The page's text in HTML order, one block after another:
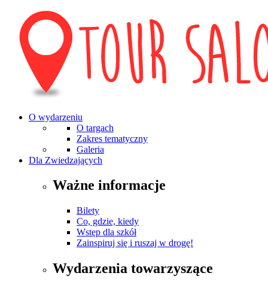
O wydarzeniu
O targach
Zakres tematyczny
Galeria
Dla Zwiedzających
Ważne informacje
Bilety
Co, gdzie, kiedy
Wstęp dla szkół
Zainspiruj się i ruszaj w drogę!
Wydarzenia towarzyszące